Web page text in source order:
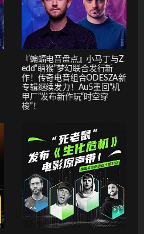
『蝙蝠电音盘点』小马丁与Z
edd“萌猴”梦幻联合发行新
作！传奇电音组合ODESZA新
专辑继续发力！Au5重回“机
甲厂”发布新作玩“时空穿
梭”！